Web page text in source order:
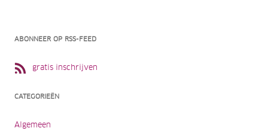
ABONNEER OP RSS-FEED
gratis inschrijven
CATEGORIEËN
Algemeen